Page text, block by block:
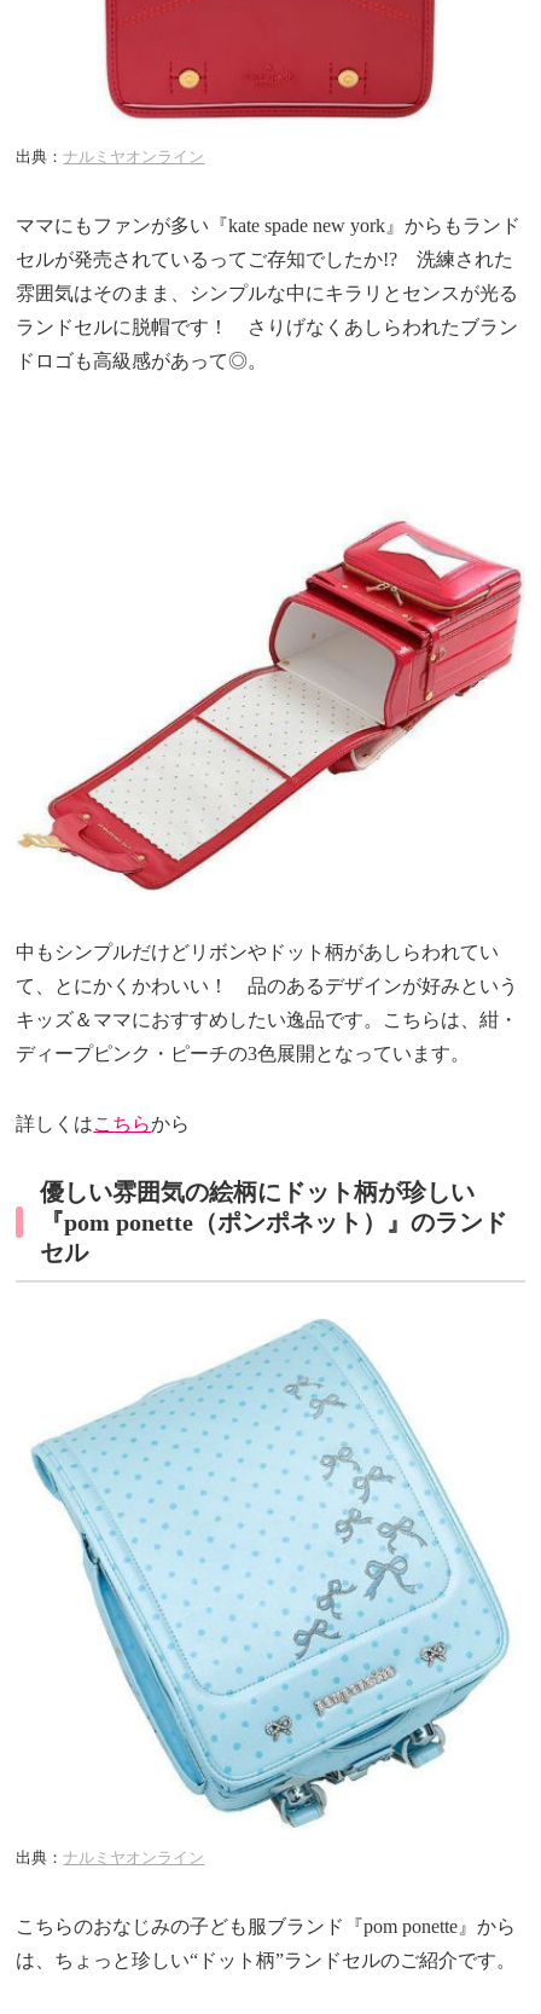
出典：ナルミヤオンライン
ママにもファンが多い『kate spade new york』からもランド
セルが発売されているってご存知でしたか!? 洗練された
雰囲気はそのまま、シンプルな中にキラリとセンスが光る
ランドセルに脱帽です！ さりげなくあしらわれたブラン
ドロゴも高級感があって◎。
中もシンプルだけどリボンやドット柄があしらわれてい
て、とにかくかわいい！ 品のあるデザインが好みという
キッズ＆ママにおすすめしたい逸品です。こちらは、紺・
ディープピンク・ピーチの3色展開となっています。
詳しくはこちらから
優しい雰囲気の絵柄にドット柄が珍しい
『pom ponette（ポンポネット）』のランド
セル
出典：ナルミヤオンライン
こちらのおなじみの子ども服ブランド『pom ponette』から
は、ちょっと珍しい“ドット柄”ランドセルのご紹介です。